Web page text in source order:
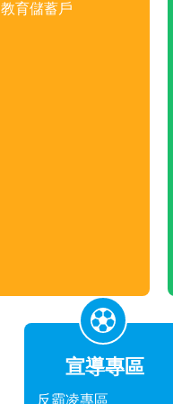
教育儲蓄戶
宣導專區
反霸凌專區